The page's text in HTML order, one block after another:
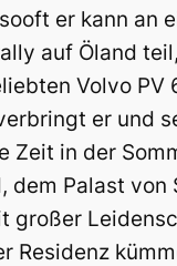
er kann an
auf Öland
Volvo PV
er und
Zeit in der
dem Palast von
großer
Residenz